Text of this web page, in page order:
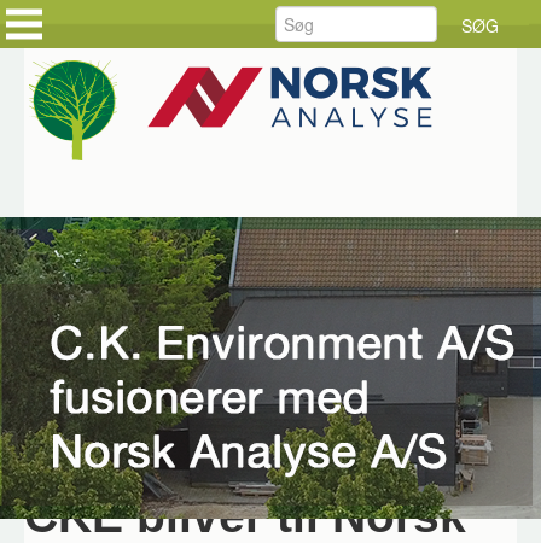
FORSIDE
PRODUKTER
LØSNINGER
FORSIDE
KUNDEHISTORIER
DOWNLOAD
JOB HOS CKE
KONTAKT OS
Hjem
Nyheder 2024
CKE bliver til Norsk
Analyse
Fusion
CKE bliver til Norsk